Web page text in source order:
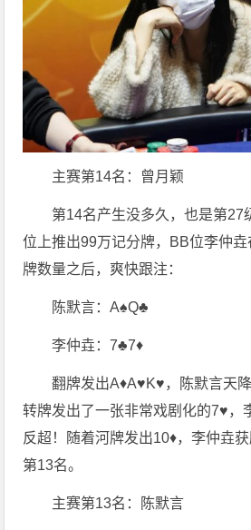
主赛第14名：曾月颖
第14名产生没多久，也是第27
位上推出99万记分牌，BB位李仲
牌数量之后，爽快跟注：
陈默言：A♠️Q♣️
李仲垚：7♣️7♦️
翻牌发出A♦️A♥️K♥️，陈默言天
转牌发出了一张非常戏剧化的7♥️，
反超！随着河牌发出10♦️，李仲垚
第13名。
主赛第13名：陈默言